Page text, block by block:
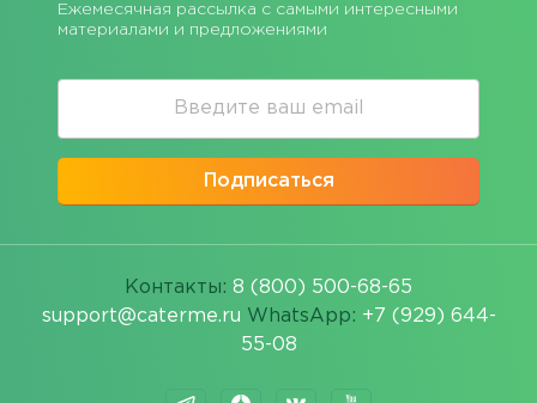
Ежемесячная рассылка с самыми интересными
материалами и предложениями
Подписаться
Контакты: 8 (800) 500-68-65
support@caterme.ru WhatsApp: +7 (929) 644-
55-08